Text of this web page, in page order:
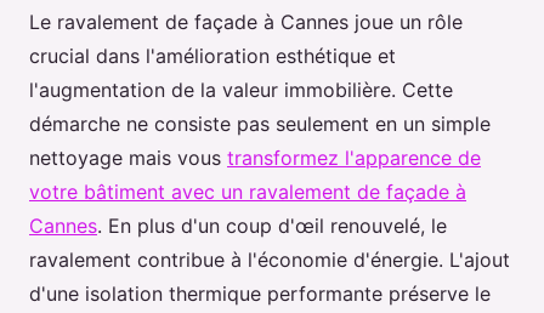
Le ravalement de façade à Cannes joue un rôle
crucial dans l'amélioration esthétique et
l'augmentation de la valeur immobilière. Cette
démarche ne consiste pas seulement en un simple
nettoyage mais vous transformez l'apparence de
votre bâtiment avec un ravalement de façade à
Cannes. En plus d'un coup d'œil renouvelé, le
ravalement contribue à l'économie d'énergie. L'ajout
d'une isolation thermique performante préserve le